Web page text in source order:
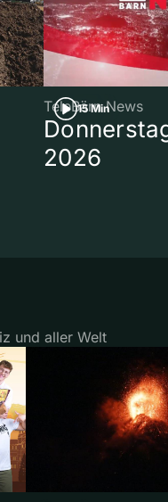
15 Min
TeleBärn News
2026
und aller Welt